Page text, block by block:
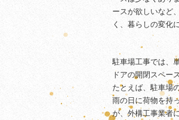
ースが欲しいなど
く、暮らしの変化
駐車場工事では、
ドアの開閉スペー
たとえば、駐車場
雨の日に荷物を持
が、外構工事業者